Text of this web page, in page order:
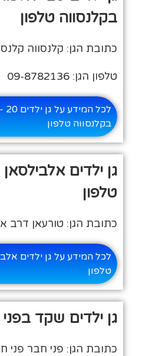
בקלנסווה טלפון
כתובת הגן: קלנסווה
טלפון הגן: 09-8782136
לכל
בקלנסווה טלפון
גן ילדים
טלפון
כתובת הגן: טורעאן דרב
לכל המידע על גן ילדים
טלפון
גן ילדים שקד
כתובת הגן: פני חבר פני